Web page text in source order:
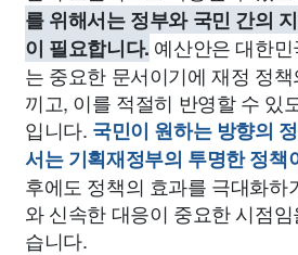
를 위해서는 정부와 국민 간의
이 필요합니다. 예산안은 대한
는 중요한 문서이기에 재정 정
끼고, 이를 적절히 반영할 수 있
입니다. 국민이 원하는 방향의
서는 기획재정부의 투명한 정책
후에도 정책의 효과를 극대화하
와 신속한 대응이 중요한 시점
습니다.